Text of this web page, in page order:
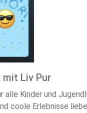
mit Liv Pur
alle Kinder und
coole Erlebnisse